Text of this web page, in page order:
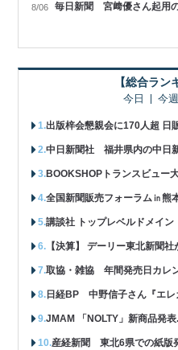
8/06 毎日新聞 宮﨑優さん起用
【総合ラン
今日 今週
出版梓会懇親会に170人超 日
中日新聞社 福井県内の中日
BOOKSHOPトランスビュー
全国新聞販売フォーラム㏌
講談社 トップレベルドメイン
【決算】 デーリー東北新聞社
取協・雑協 年間発売日カレ
日経BP 中野信子さん『エレ
JMAM 「NOLTY」新商品発表
産経新聞 東北6県での紙版